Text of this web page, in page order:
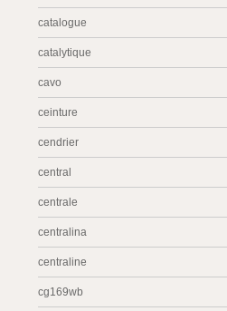
catalogue
catalytique
cavo
ceinture
cendrier
central
centrale
centralina
centraline
cg169wb